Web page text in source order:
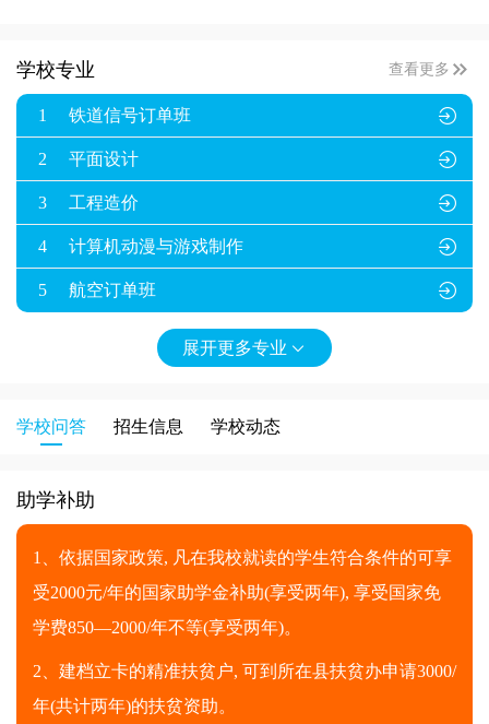
学校专业 查看更多

1 铁道信号订单班

2 平面设计

3 工程造价

4 计算机动漫与游戏制作

5 航空订单班
展开更多专业 
学校问答 招生信息 学校动态
助学补助
1、依据国家政策, 凡在我校就读的学生符合条件的可享
受2000元/年的国家助学金补助(享受两年), 享受国家免
学费850—2000/年不等(享受两年)。
2、建档立卡的精准扶贫户, 可到所在县扶贫办申请3000/
年(共计两年)的扶贫资助。